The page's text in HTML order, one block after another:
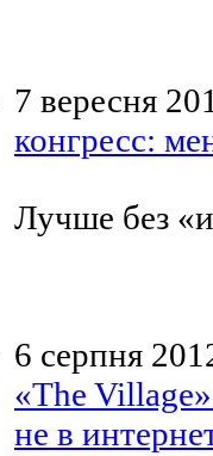
7 вересня
конгресс:
Лучше без
6 серпня
«The
не в